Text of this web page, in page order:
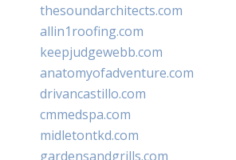
thesoundarchitects.com
allin1roofing.com
keepjudgewebb.com
anatomyofadventure.com
drivancastillo.com
cmmedspa.com
midletontkd.com
gardensandgrills.com